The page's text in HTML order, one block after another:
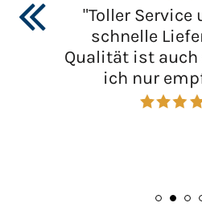
"Toller Service
schnelle
Qualität ist auch
ich nur